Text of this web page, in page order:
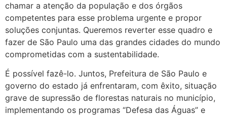
chamar a atenção da população e dos órgãos
competentes para esse problema urgente e propor
soluções conjuntas. Queremos reverter esse quadro e
fazer de São Paulo uma das grandes cidades do mundo
comprometidas com a sustentabilidade.
É possível fazê-lo. Juntos, Prefeitura de São Paulo e
governo do estado já enfrentaram, com êxito, situação
grave de supressão de florestas naturais no município,
implementando os programas “Defesa das Águas” e